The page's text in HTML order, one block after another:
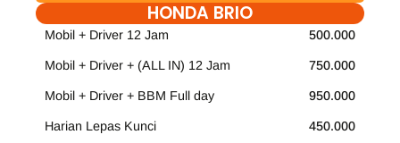
HONDA BRIO
Mobil + Driver 12 Jam 500.000
Mobil + Driver + (ALL IN) 12 Jam 750.000
Mobil + Driver + BBM Full day 950.000
Harian Lepas Kunci 450.000